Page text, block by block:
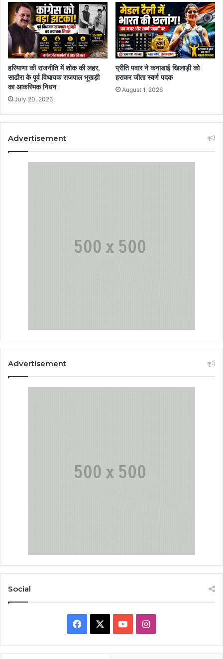
हरियाणा की राजनीति में शोक की लहर,
साढौरा के पूर्व विधायक राजपाल भूखड़ी
का आकस्मिक निधन
July 20, 2026
प्रीति पवार ने कनाडाई खिलाड़ी को
हराकर जीता स्वर्ण पदक
August 1, 2026
Advertisement
Advertisement
Social
Facebook YouTubeInstagram